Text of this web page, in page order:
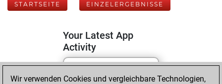
STARTSEITE EINZELERGEBNISSE
Your Latest App
Activity
Samstag, Juni 13,
Wir verwenden Cookies und vergleichbare Technologien,